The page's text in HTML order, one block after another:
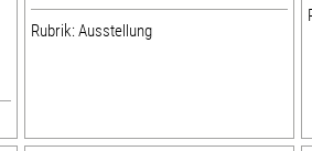
Rubrik: Ausstellung